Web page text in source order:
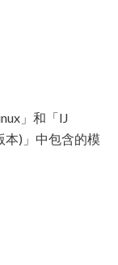
」和「IJ
本)」中包含的模